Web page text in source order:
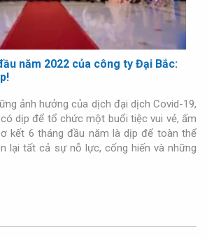
năm 2022 của công ty Đại Bắc:
ảnh hưởng của dịch đại dịch Covid-19,
dịp để tổ chức một buổi tiệc vui vẻ, ấm
kết 6 tháng đầu năm là dịp để toàn thể
lại tất cả sự nỗ lực, cống hiến và những